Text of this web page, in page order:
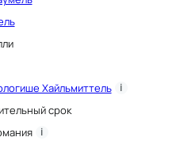
Хайльмиттель i
срок
i